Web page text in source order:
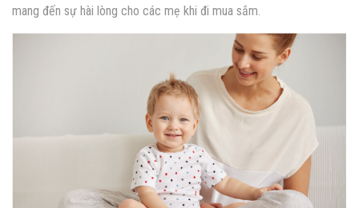
mang đến sự hài lòng cho các mẹ khi đi mua sắm.